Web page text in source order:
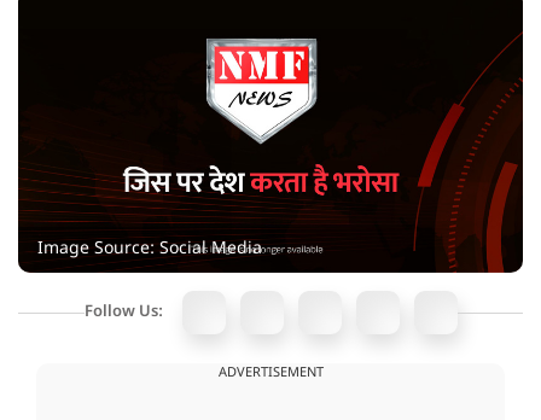
Image Source: Social Media
Follow Us:
ADVERTISEMENT